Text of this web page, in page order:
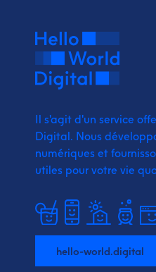
Il s'agit d'un service
Digital. Nous
numériques et
utiles pour votre vie
hello-world.digital